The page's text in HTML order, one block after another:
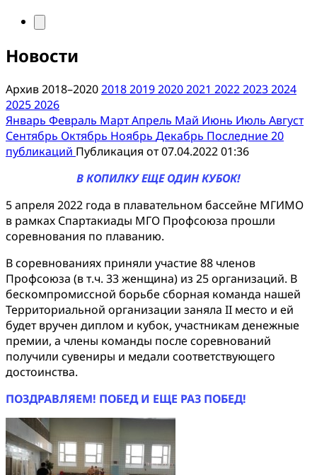
Новости
Архив 2018–20202018201920202021 202220232024
20252026
Январь Февраль МартАпрель Май Июнь Июль Август
Сентябрь Октябрь Ноябрь Декабрь Последние 20
публикаций Публикация от 07.04.2022 01:36
В КОПИЛКУ ЕЩЕ ОДИН КУБОК!
5 апреля 2022 года в плавательном бассейне МГИМО
в рамках Спартакиады МГО Профсоюза прошли
соревнования по плаванию.
В соревнованиях приняли участие 88 членов
Профсоюза (в т.ч. 33 женщина) из 25 организаций. В
бескомпромиссной борьбе сборная команда нашей
Территориальной организации заняла II место и ей
будет вручен диплом и кубок, участникам денежные
премии, а члены команды после соревнований
получили сувениры и медали соответствующего
достоинства.
ПОЗДРАВЛЯЕМ! ПОБЕД И ЕЩЕ РАЗ ПОБЕД!